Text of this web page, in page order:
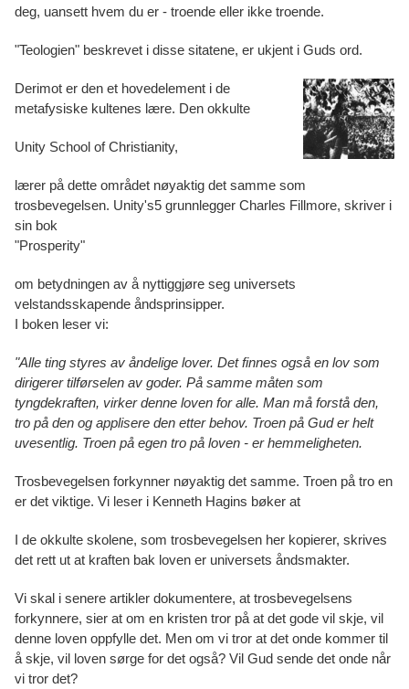
deg, uansett hvem du er - troende eller ikke troende.
"Teologien" beskrevet i disse sitatene, er ukjent i Guds ord.
Derimot er den et hovedelement i de
metafysiske kultenes lære. Den okkulte
Unity School of Christianity,
lærer på dette området nøyaktig det samme som
trosbevegelsen. Unity's5 grunnlegger Charles Fillmore, skriver i
sin bok
"Prosperity"
om betydningen av å nyttiggjøre seg universets
velstandsskapende åndsprinsipper.
I boken leser vi:
"Alle ting styres av åndelige lover. Det finnes også en lov som
dirigerer tilførselen av goder. På samme måten som
tyngdekraften, virker denne loven for alle. Man må forstå den,
tro på den og applisere den etter behov. Troen på Gud er helt
uvesentlig. Troen på egen tro på loven - er hemmeligheten.
Trosbevegelsen forkynner nøyaktig det samme. Troen på tro en
er det viktige. Vi leser i Kenneth Hagins bøker at
I de okkulte skolene, som trosbevegelsen her kopierer, skrives
det rett ut at kraften bak loven er universets åndsmakter.
Vi skal i senere artikler dokumentere, at trosbevegelsens
forkynnere, sier at om en kristen tror på at det gode vil skje, vil
denne loven oppfylle det. Men om vi tror at det onde kommer til
å skje, vil loven sørge for det også? Vil Gud sende det onde når
vi tror det?